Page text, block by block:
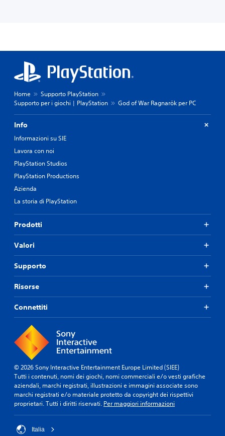
Home
Supporto PlayStation
Supporto per i giochi | PlayStation
God of War Ragnarök per PC
Info
Informazioni su SIE
Lavora con noi
PlayStation Studios
PlayStation Productions
Azienda
La storia di PlayStation
Prodotti
Valori
Supporto
Risorse
Connettiti
© 2026 Sony Interactive Entertainment Europe Limited (SIEE)
Tutti i contenuti, nomi dei giochi, nomi commerciali e/o vesti grafiche
aziendali, marchi registrati, illustrazioni e immagini associate sono
marchi registrati e/o materiale protetto da copyright dei rispettivi
proprietari. Tutti i diritti riservati. Per maggiori informazioni
Italia